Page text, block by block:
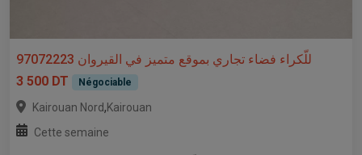
للّكراء فضاء تجاري بموقع متميز في القيروان 97072223
3 500 DT
Négociable
Kairouan Nord,Kairouan
Cette semaine